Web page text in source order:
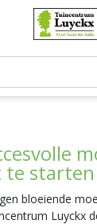
te starten
bloeiende
Luyckx